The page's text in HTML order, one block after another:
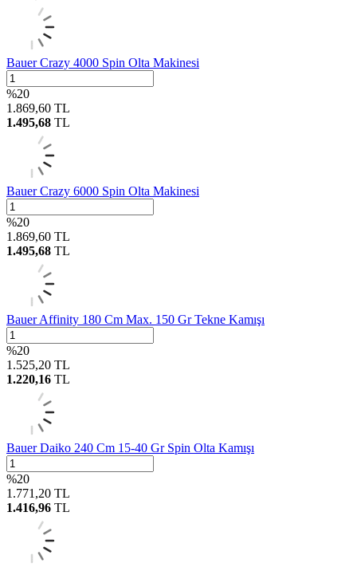
Bauer Crazy 4000 Spin Olta Makinesi
%20
1.869,60 TL
1.495,68 TL
Bauer Crazy 6000 Spin Olta Makinesi
%20
1.869,60 TL
1.495,68 TL
Bauer Affinity 180 Cm Max. 150 Gr Tekne Kamışı
%20
1.525,20 TL
1.220,16 TL
Bauer Daiko 240 Cm 15-40 Gr Spin Olta Kamışı
%20
1.771,20 TL
1.416,96 TL